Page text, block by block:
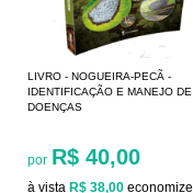
LIVRO - NOGUEIRA-PECÃ -
IDENTIFICAÇÃO E MANEJO DE
DOENÇAS
por R$ 40,00
à vista R$ 38,00 economize